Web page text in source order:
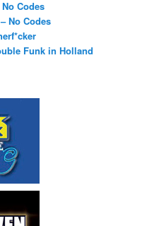
Codes
No Codes
Funk in Holland